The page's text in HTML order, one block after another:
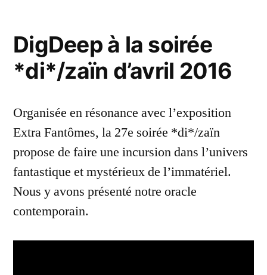
DigDeep à la soirée
*di*/zaïn d’avril 2016
Organisée en résonance avec l’exposition
Extra Fantômes, la 27e soirée *di*/zaïn
propose de faire une incursion dans l’univers
fantastique et mystérieux de l’immatériel.
Nous y avons présenté notre oracle
contemporain.